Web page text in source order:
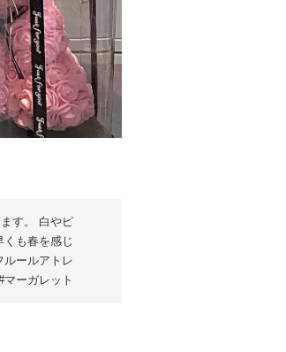
す。 白やピ
くも春を感じ
ルールアトレ
マーガレット